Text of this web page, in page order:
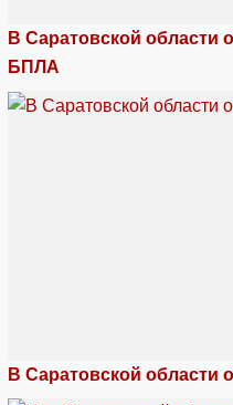
В Саратовской области
БПЛА
В Саратовской области